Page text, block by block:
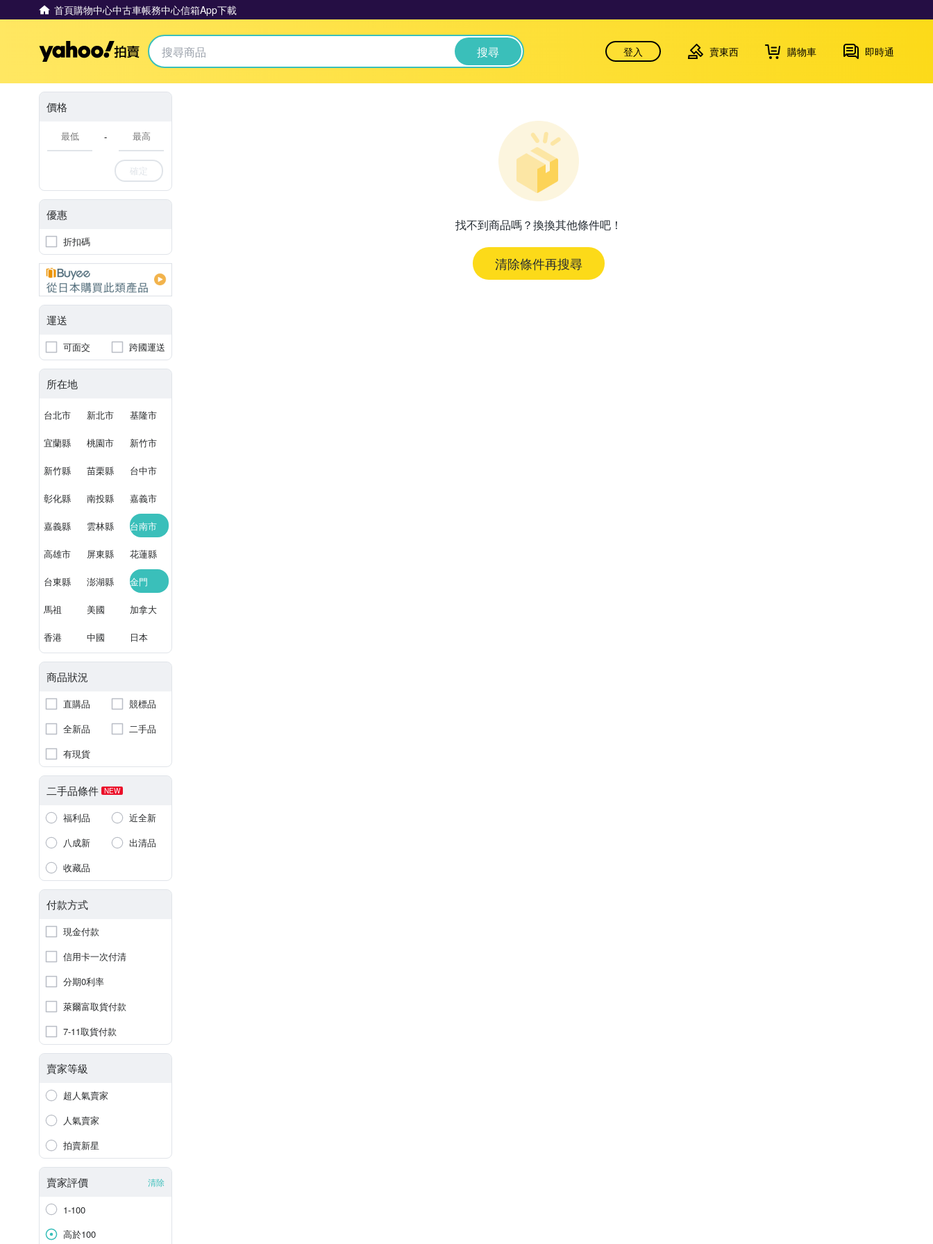
首頁購物中心中古車帳務中心信箱App下載
Yahoo拍賣 搜尋 登入 賣東西 購物車 即時通
價格
-
確定
優惠
折扣碼
運送
可面交 跨國運送
所在地
台北市 新北市 基隆市
宜蘭縣 桃園市 新竹市
新竹縣 苗栗縣 台中市
彰化縣 南投縣 嘉義市
嘉義縣 雲林縣 台南市
高雄市 屏東縣 花蓮縣
台東縣 澎湖縣 金門
馬祖 美國 加拿大
香港 中國 日本
商品狀況
直購品
競標品
全新品
二手品
有現貨
二手品條件 NEW
福利品
近全新
八成新
出清品
收藏品
付款方式
現金付款
信用卡一次付清
分期0利率
萊爾富取貨付款
7-11取貨付款
賣家等級
超人氣賣家
人氣賣家
拍賣新星
賣家評價 清除
1-100
高於100
找不到商品嗎？換換其他條件吧！
清除條件再搜尋